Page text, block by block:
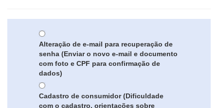
Alteração de e-mail para recuperação de
senha (Enviar o novo e-mail e documento
com foto e CPF para confirmação de
dados)
Cadastro de consumidor (Dificuldade
com o cadastro, orientações sobre